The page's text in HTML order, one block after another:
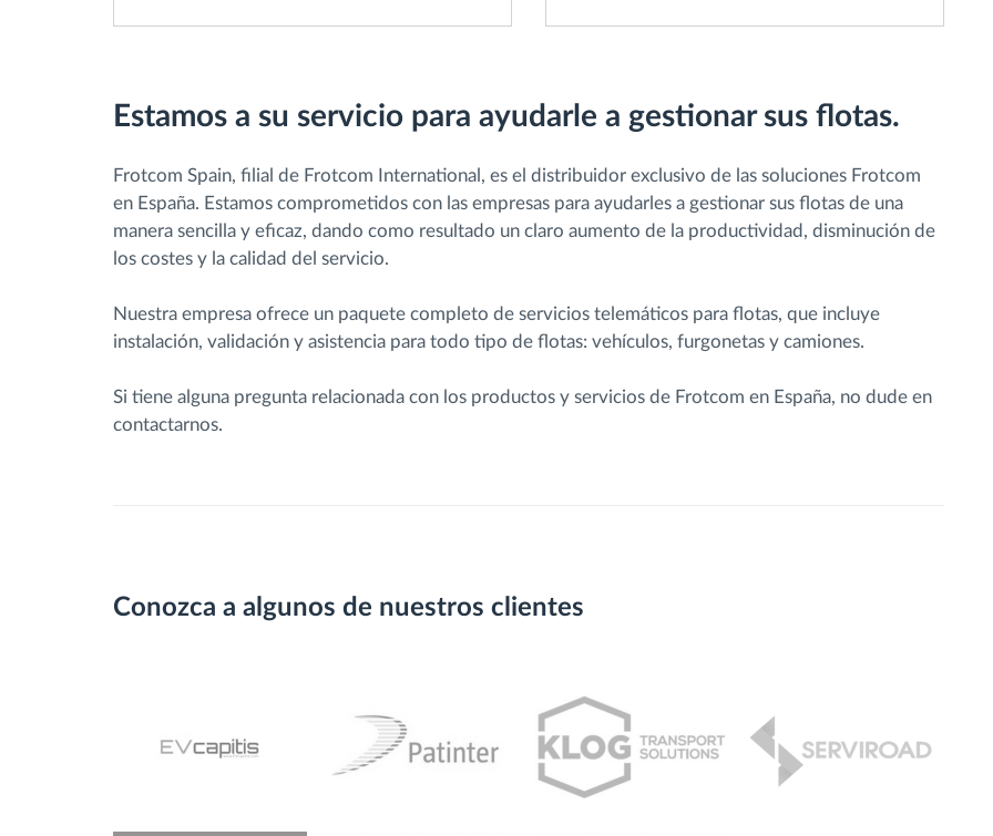
Estamos a su servicio para ayudarle a gestionar sus flotas.
Frotcom Spain, filial de Frotcom International, es el distribuidor exclusivo de las soluciones Frotcom
en España. Estamos comprometidos con las empresas para ayudarles a gestionar sus flotas de una
manera sencilla y eficaz, dando como resultado un claro aumento de la productividad, disminución de
los costes y la calidad del servicio.
Nuestra empresa ofrece un paquete completo de servicios telemáticos para flotas, que incluye
instalación, validación y asistencia para todo tipo de flotas: vehículos, furgonetas y camiones.
Si tiene alguna pregunta relacionada con los productos y servicios de Frotcom en España, no dude en
contactarnos.
Conozca a algunos de nuestros clientes